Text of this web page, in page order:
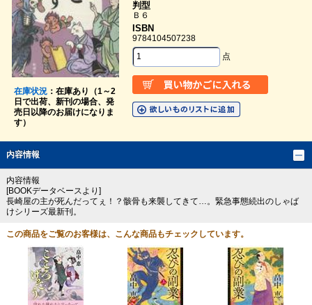
在庫状況：在庫あり（1～2
日で出荷、新刊の場合、発
売日以降のお届けになりま
す）
判型
Ｂ６
ISBN
9784104507238
点
内容情報
内容情報
[BOOKデータベースより]
長崎屋の主が死んだってぇ！？骸骨も来襲してきて…。緊急事態続出のしゃば
けシリーズ最新刊。
この商品をご覧のお客様は、こんな商品もチェックしています。